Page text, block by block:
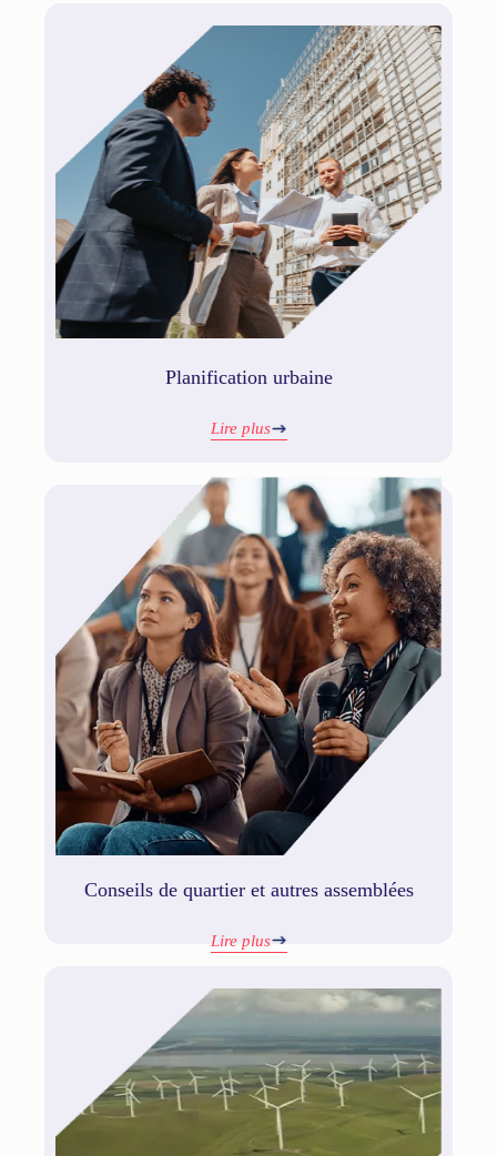
Planification urbaine
Lire plus
Conseils de quartier et autres assemblées
Lire plus